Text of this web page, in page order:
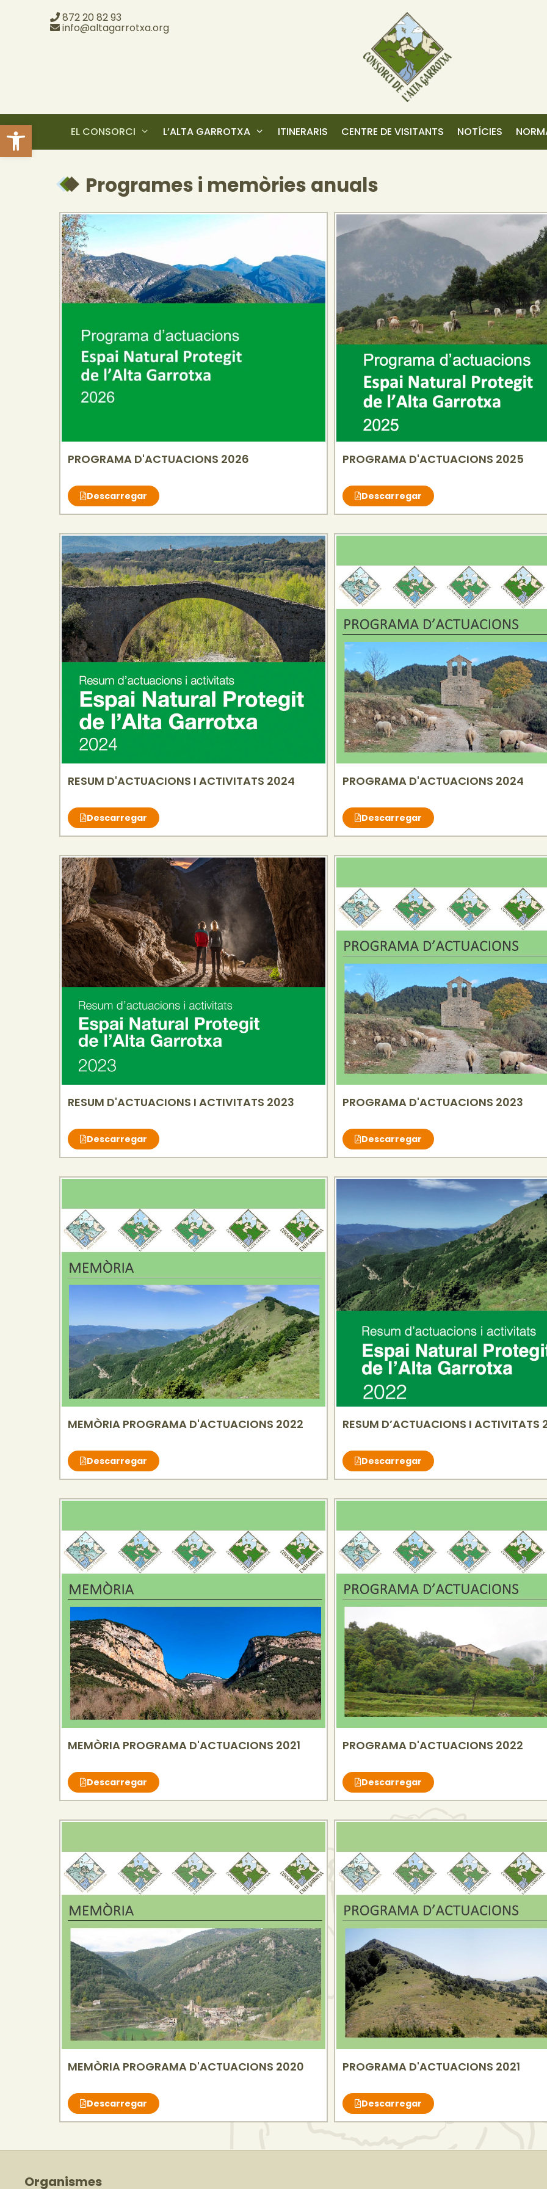
Obre la barra d'eines
872 20 82 93
info@altagarrotxa.org
EL CONSORCI L’ALTA GARROTXA ITINERARIS CENTRE DE VISITANTS NOTÍCIES
Programes i memòries anuals
PROGRAMA D'ACTUACIONS 2026
Descarregar
PROGRAMA D'ACTUACIONS 2025
Descarregar
RESUM D'ACTUACIONS I ACTIVITATS 2024
Descarregar
PROGRAMA D'ACTUACIONS 2024
Descarregar
RESUM D'ACTUACIONS I ACTIVITATS 2023
Descarregar
PROGRAMA D'ACTUACIONS 2023
Descarregar
MEMÒRIA PROGRAMA D'ACTUACIONS 2022
Descarregar
RESUM D’ACTUACIONS I ACTIVITATS
Descarregar
MEMÒRIA PROGRAMA D'ACTUACIONS 2021
Descarregar
PROGRAMA D'ACTUACIONS 2022
Descarregar
MEMÒRIA PROGRAMA D'ACTUACIONS 2020
Descarregar
PROGRAMA D'ACTUACIONS 2021
Descarregar
Organismes